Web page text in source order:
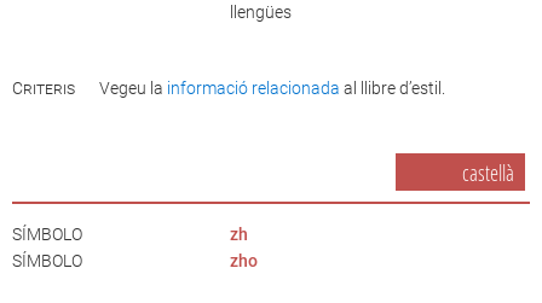
llengües
Criteris Vegeu la informació relacionada al llibre d’estil.
castellà
SÍMBOLO
zh
SÍMBOLO
zho